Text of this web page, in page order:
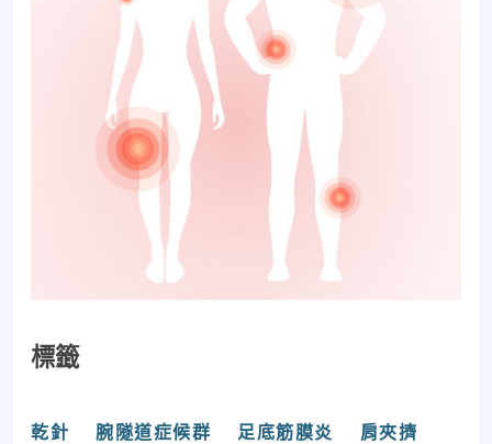
標籤
乾針 腕隧道症候群 足底筋膜炎
肩夾擠